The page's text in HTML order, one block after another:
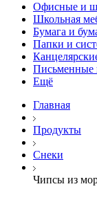
Офисные и
Школьная
Бумага и
Папки и
Письменные
Ещё
Главная
Продукты
Снеки
Чипсы из